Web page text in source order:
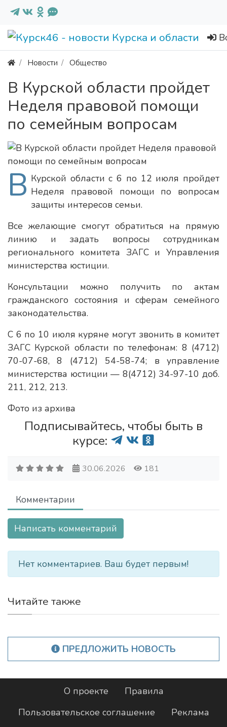
Новости Общество
В Курской области пройдет
Неделя правовой помощи
по семейным вопросам
В Курской области с 6 по 12 июля пройдет
Неделя правовой помощи по вопросам
защиты интересов семьи.
Все желающие смогут обратиться на прямую
линию и задать вопросы сотрудникам
регионального комитета ЗАГС и Управления
министерства юстиции.
Консультации можно получить по актам
гражданского состояния и сферам семейного
законодательства.
С 6 по 10 июля куряне могут звонить в комитет
ЗАГС Курской области по телефонам: 8 (4712)
70-07-68, 8 (4712) 54-58-74; в управление
министерства юстиции — 8(4712) 34-97-10 доб.
211, 212, 213.
Фото из архива
Подписывайтесь, чтобы быть в
курсе:
30.06.2026 181
Комментарии
Написать комментарий
Нет комментариев. Ваш будет первым!
Читайте также
ПРЕДЛОЖИТЬ НОВОСТЬ
О проекте
Правила
Пользовательское соглашение
Реклама